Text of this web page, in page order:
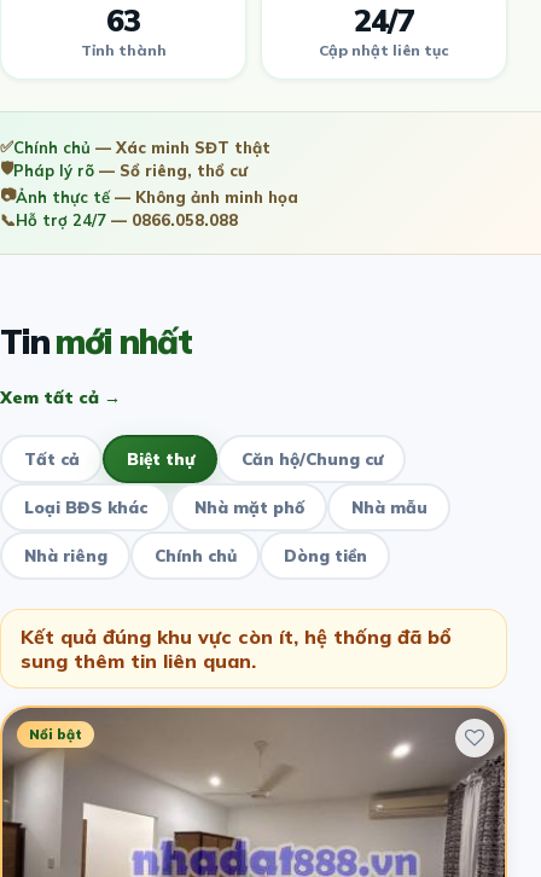
63
Tỉnh thành
24/7
Cập nhật liên tục
✅Chính chủ — Xác minh SĐT thật
🛡️Pháp lý rõ — Sổ riêng, thổ cư
📷Ảnh thực tế— Không ảnh minh họa
📞Hỗ trợ 24/7 — 0866.058.088
Tinmới nhất
Xem tất cả →
Tất cả Biệt thự Căn hộ/Chung cư
Loại BĐS khác Nhà mặt phố Nhà mẫu
Nhà riêng Chính chủ Dòng tiền
Kết quả đúng khu vực còn ít, hệ thống đã bổ
sung thêm tin liên quan.
Nổi bật